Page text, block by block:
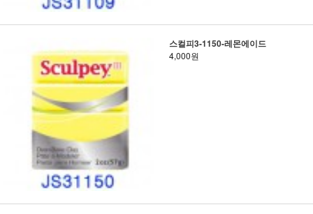
스컬피3-1150-레몬에이드
4,000원